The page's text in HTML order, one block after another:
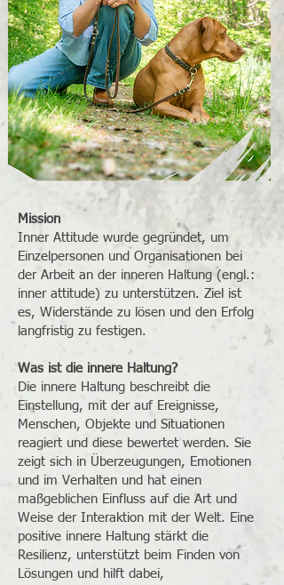
Mission
Inner Attitude wurde gegründet, um
Einzelpersonen und Organisationen bei
der Arbeit an der inneren Haltung (engl.:
inner attitude) zu unterstützen. Ziel ist
es, Widerstände zu lösen und den Erfolg
langfristig zu festigen.
Was ist die innere Haltung?
Die innere Haltung beschreibt die
Einstellung, mit der auf Ereignisse,
Menschen, Objekte und Situationen
reagiert und diese bewertet werden. Sie
zeigt sich in Überzeugungen, Emotionen
und im Verhalten und hat einen
maßgeblichen Einfluss auf die Art und
Weise der Interaktion mit der Welt. Eine
positive innere Haltung stärkt die
Resilienz, unterstützt beim Finden von
Lösungen und hilft dabei,